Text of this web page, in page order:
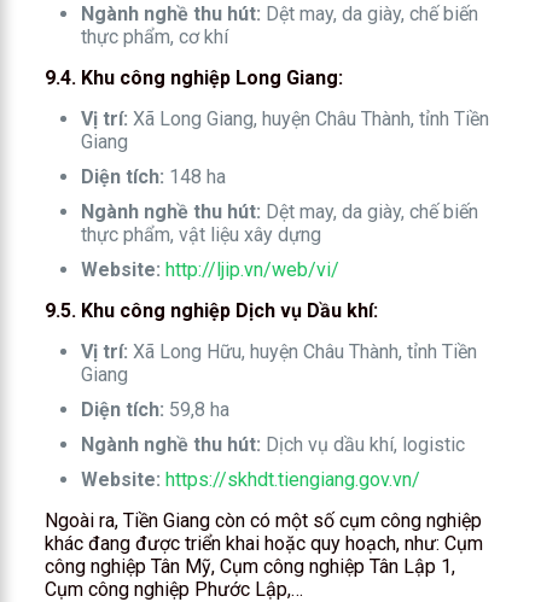
Ngành nghề thu hút: Dệt may, da giày, chế biến
thực phẩm, cơ khí
9.4. Khu công nghiệp Long Giang:
Vị trí: Xã Long Giang, huyện Châu Thành, tỉnh Tiền
Giang
Diện tích: 148 ha
Ngành nghề thu hút: Dệt may, da giày, chế biến
thực phẩm, vật liệu xây dựng
Website: http://ljip.vn/web/vi/
9.5. Khu công nghiệp Dịch vụ Dầu khí:
Vị trí: Xã Long Hữu, huyện Châu Thành, tỉnh Tiền
Giang
Diện tích: 59,8 ha
Ngành nghề thu hút: Dịch vụ dầu khí, logistic
Website: https://skhdt.tiengiang.gov.vn/
Ngoài ra, Tiền Giang còn có một số cụm công nghiệp
khác đang được triển khai hoặc quy hoạch, như: Cụm
công nghiệp Tân Mỹ, Cụm công nghiệp Tân Lập 1,
Cụm công nghiệp Phước Lập,…